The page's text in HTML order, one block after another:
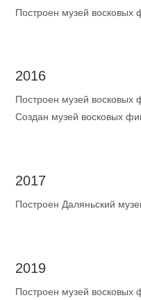
Построен музей восковых
2016
Построен музей восковых
Создан музей восковых
2017
Построен Даляньский
2019
Построен музей восковых